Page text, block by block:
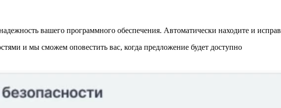
вашего программного обеспечения. Автоматически находите и
и мы сможем оповестить вас, когда предложение будет доступно